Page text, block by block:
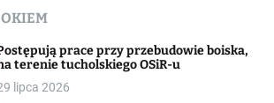
prace przy przebudowie boiska,
terenie tucholskiego OSiR-u
lipca 2026